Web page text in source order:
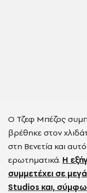
Ο Τζεφ Μπέζος
βρέθηκε στον
στη Βενετία και
ερωτηματικά. Η
συμμετέχει σε
Studios και,